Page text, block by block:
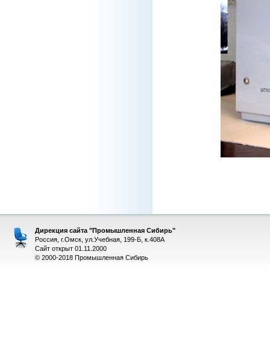
Дирекция сайта "Промышленная Сибирь"
Россия, г.Омск, ул.Учебная, 199-Б, к.408А
Сайт открыт 01.11.2000
© 2000-2018 Промышленная Сибирь